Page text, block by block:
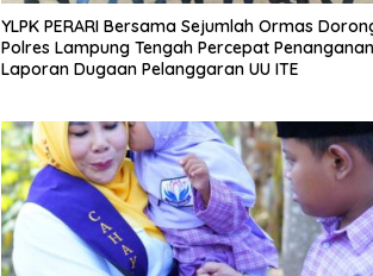
YLPK PERARI Bersama Sejumlah Ormas
Polres Lampung Tengah Percepat Penanganan
Laporan Dugaan Pelanggaran UU ITE